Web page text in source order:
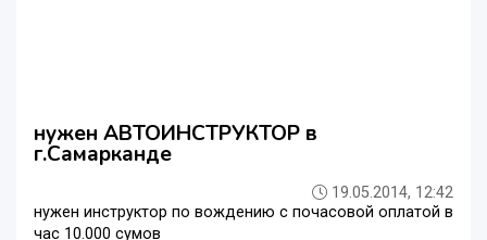
нужен АВТОИНСТРУКТОР в
г.Самарканде
19.05.2014, 12:42
нужен инструктор по вождению с почасовой оплатой в
час 10.000 сумов